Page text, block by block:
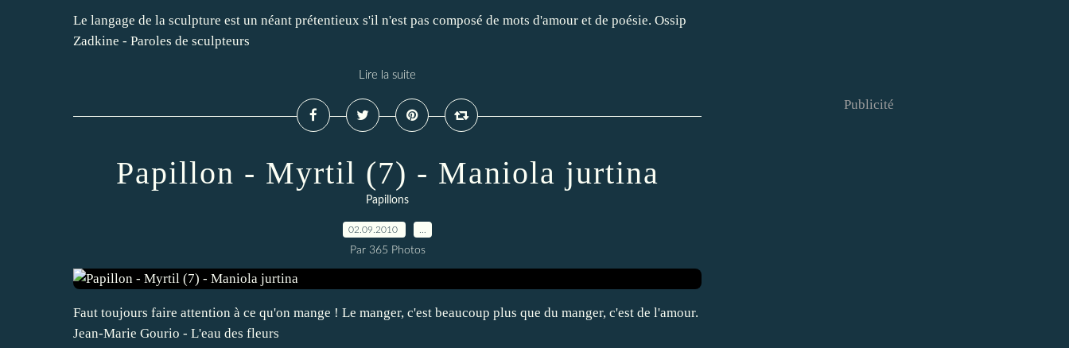
Le langage de la sculpture est un néant prétentieux s'il n'est pas composé de mots d'amour et de poésie. Ossip
Zadkine - Paroles de sculpteurs
Lire la suite
Papillon - Myrtil (7) - Maniola jurtina
Papillons
02.09.2010
Par 365 Photos
Faut toujours faire attention à ce qu'on mange ! Le manger, c'est beaucoup plus que du manger, c'est de l'amour.
Jean-Marie Gourio - L'eau des fleurs
Publicité